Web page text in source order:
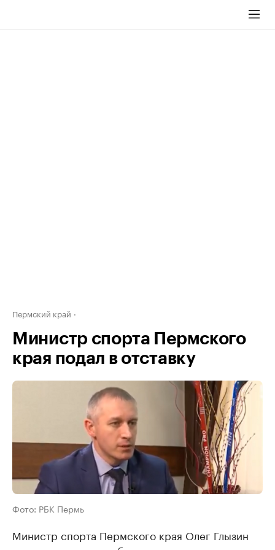
Пермский край
Министр спорта Пермского
края подал в отставку
Фото: РБК Пермь
Министр спорта Пермского края Олег Глызин